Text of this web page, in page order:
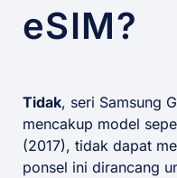
eSIM?
Tidak, seri Samsung
mencakup model
(2017), tidak dapat
ponsel ini dirancang